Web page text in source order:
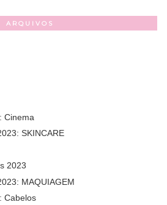
ARQUIVOS
Cinema
SKINCARE
2023
MAQUIAGEM
Cabelos